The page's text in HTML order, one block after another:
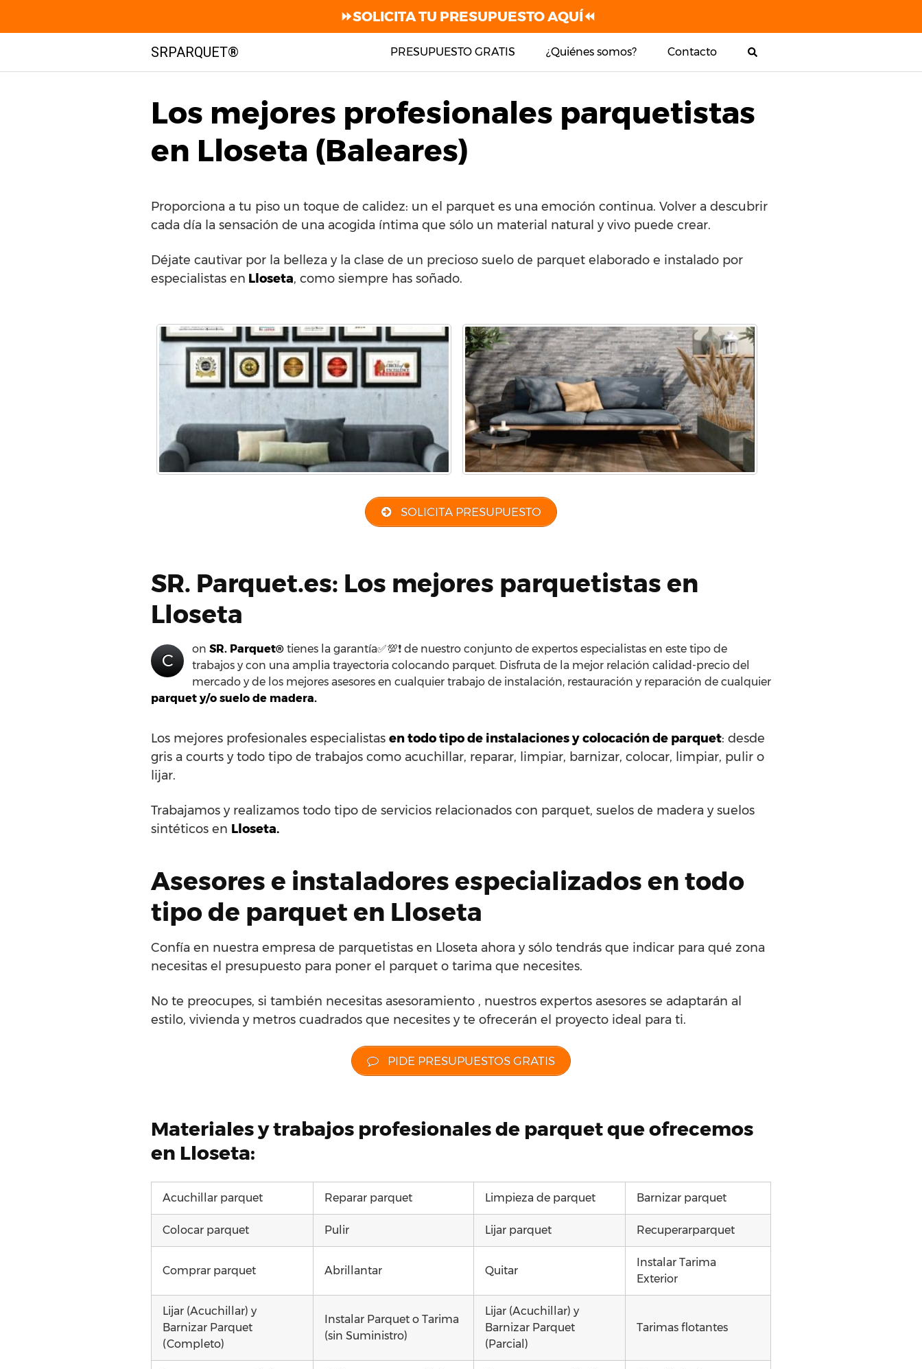
contenido
SRPARQUET® PRESUPUESTO GRATIS ¿Quiénes somos? Contacto
Los mejores profesionales parquetistas
en Lloseta (Baleares)
Proporciona a tu piso un toque de calidez: un el parquet es una emoción continua. Volver a descubrir
cada día la sensación de una acogida íntima que sólo un material natural y vivo puede crear.
Déjate cautivar por la belleza y la clase de un precioso suelo de parquet elaborado e instalado por
especialistas en Lloseta, como siempre has soñado.
SOLICITA PRESUPUESTO
SR. Parquet.es: Los mejores parquetistas en
Lloseta
C
on SR. Parquet® tienes la garantía✅💯❗ de nuestro conjunto de expertos especialistas en este tipo de
trabajos y con una amplia trayectoria colocando parquet. Disfruta de la mejor relación calidad-precio del
mercado y de los mejores asesores en cualquier trabajo de instalación, restauración y reparación de cualquier
parquet y/o suelo de madera.
Los mejores profesionales especialistas en todo tipo de instalaciones y colocación de parquet: desde
gris a courts y todo tipo de trabajos como acuchillar, reparar, limpiar, barnizar, colocar, limpiar, pulir o
lijar.
Trabajamos y realizamos todo tipo de servicios relacionados con parquet, suelos de madera y suelos
sintéticos en Lloseta.
Asesores e instaladores especializados en todo
tipo de parquet en Lloseta
Confía en nuestra empresa de parquetistas en Lloseta ahora y sólo tendrás que indicar para qué zona
necesitas el presupuesto para poner el parquet o tarima que necesites.
No te preocupes, si también necesitas asesoramiento , nuestros expertos asesores se adaptarán al
estilo, vivienda y metros cuadrados que necesites y te ofrecerán el proyecto ideal para ti.
PIDE PRESUPUESTOS GRATIS
Materiales y trabajos profesionales de parquet que ofrecemos
en Lloseta:
Acuchillar parquet Reparar parquet Limpieza de parquet Barnizar parquet
Colocar parquet Pulir Lijar parquet Recuperarparquet
Comprar parquet Abrillantar Quitar
Instalar Tarima
Exterior
Lijar (Acuchillar) y
Barnizar Parquet
(Completo)
Instalar Parquet o Tarima
(sin Suministro)
Lijar (Acuchillar) y
Barnizar Parquet
(Parcial)
Tarimas flotantes
⏩SOLICITA TU PRESUPUESTO AQUÍ⏪